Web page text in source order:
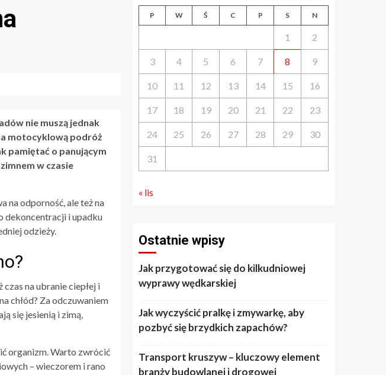
nie muszą jednak
motocyklową podróż
pamiętać o panującym
w czasie
na odporność, ale też na
dekoncentracji i upadku
odzieży.
na ubranie ciepłej i
chłód? Za odczuwaniem
się jesienią i zimą,
organizm. Warto zwrócić
– wieczorem i rano
P W Ś C P S N
1 2
3 4 5 6 7 8 9
10 11 12 13 14 15 16
17 18 19 20 21 22 23
24 25 26 27 28 29 30
31
« lis
Ostatnie wpisy
Jak przygotować się do kilkudniowej
wyprawy wędkarskiej
Jak wyczyścić pralkę i zmywarkę, aby
pozbyć się brzydkich zapachów?
Transport kruszyw – kluczowy element
branży budowlanej i drogowej